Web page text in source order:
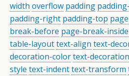
width overflow padding
padding-right padding-top
break-before page-break-inside
table-layouttext-align text-
decoration-colortext-
style text-indenttext-transform